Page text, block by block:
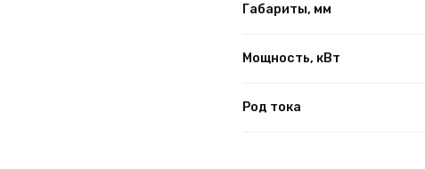
Габариты, мм
Мощность, кВт
Род тока